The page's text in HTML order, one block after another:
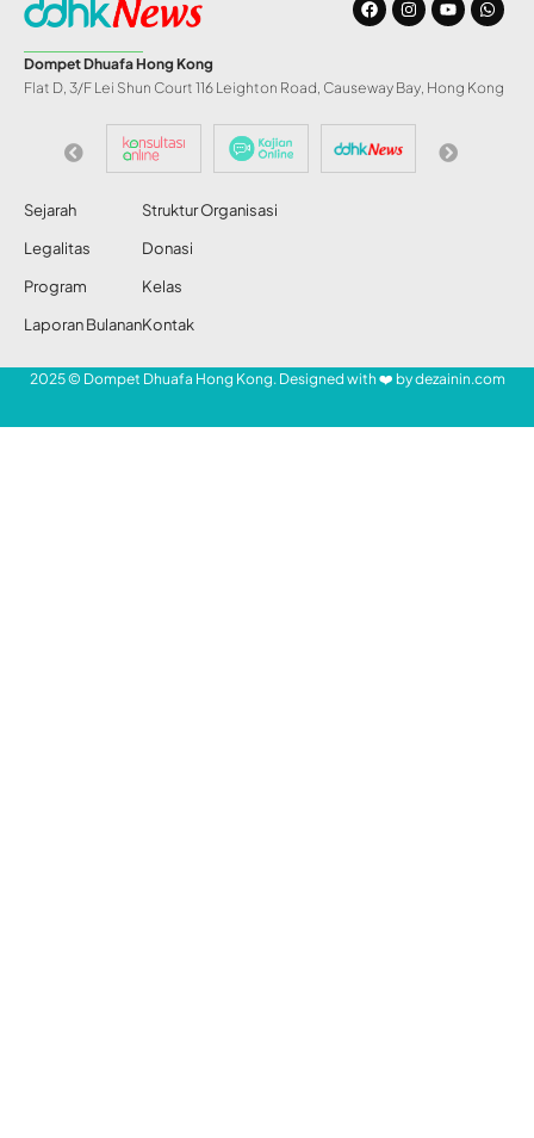
Dompet Dhuafa Hong Kong
Flat D, 3/F Lei Shun Court 116 Leighton Road, Causeway Bay, Hong Kong
Sejarah
Legalitas
Program
Laporan Bulanan
Struktur Organisasi
Donasi
Kelas
Kontak
2025 © Dompet Dhuafa Hong Kong. Designed with ❤️ bydezainin.com